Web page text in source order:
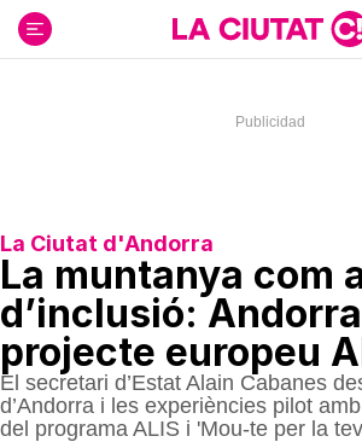
contenido
La Ciutat d'Andorra
La muntanya com
d’inclusió:
projecte europeu
El secretari d’Estat Alain Cabanes
d’Andorra i les experiències pilot
del programa ALIS i 'Mou-te per la